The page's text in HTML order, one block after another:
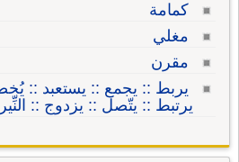
كمامة
مغلي
مقرن
يربط :: يجمع :: يستعبد ::
يرتبط :: يتّصل :: يزدوج ::